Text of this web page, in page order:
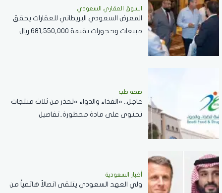
السوق العقاري السعودي
المعرض السعودي البريطاني للعقارات يحقق
مبيعات وحجوزات بقيمة 681,550,000 ريال
صحة طب
عاجل.. «الغذاء والدواء »تحذر من ثلاث منتجات
تحتوى على مادة محظورة..تفاصيل
أخبار السعودية
ولي العهد السعودي يتلقى اتصالاً هاتفياً من